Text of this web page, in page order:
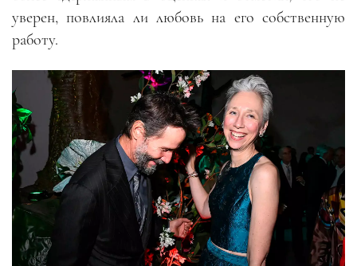
уверен, повлияла ли любовь на его собственную
работу.